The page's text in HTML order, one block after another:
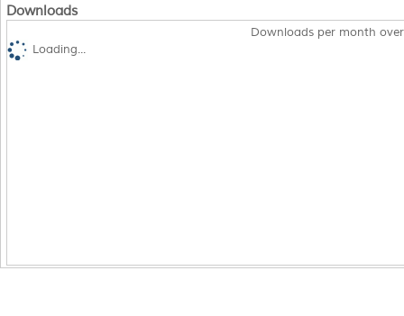
Downloads
Downloads per month
Loading...